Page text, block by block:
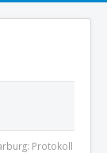
Protokoll